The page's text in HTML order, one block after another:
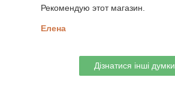
Рекомендую этот магазин.
Елена
Дізнатися інші думки